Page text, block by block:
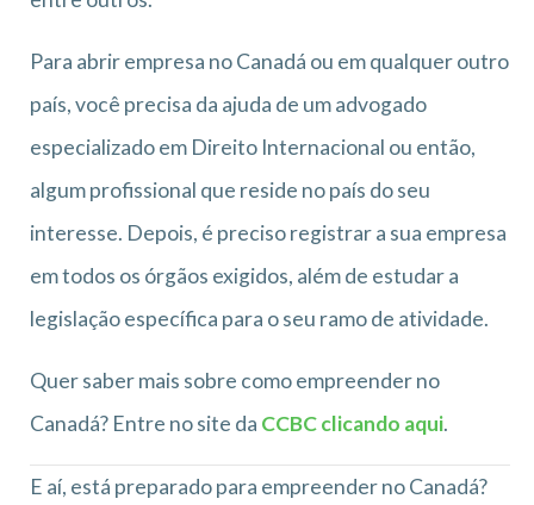
Para abrir empresa no Canadá ou em qualquer outro
país, você precisa da ajuda de um advogado
especializado em Direito Internacional ou então,
algum profissional que reside no país do seu
interesse. Depois, é preciso registrar a sua empresa
em todos os órgãos exigidos, além de estudar a
legislação específica para o seu ramo de atividade.
Quer saber mais sobre como empreender no
Canadá? Entre no site da CCBC clicando aqui.
E aí, está preparado para empreender no Canadá?